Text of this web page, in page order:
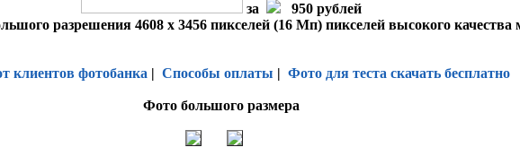
за
950 рублей
разрешения 4608 x 3456 пикселей (16 Мп) пикселей высокого качества
клиентов фотобанка| Способы оплаты Фото для теста скачать бесплатно
Фото большого размера